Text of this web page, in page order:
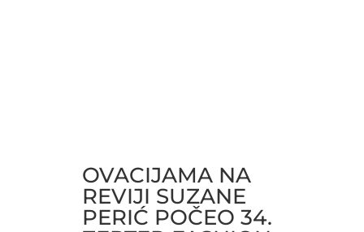
OVACIJAMA NA
REVIJI SUZANE
PERIĆ POČEO 34.